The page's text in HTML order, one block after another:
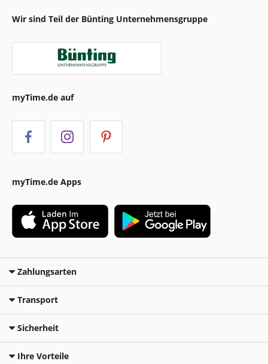
Wir sind Teil der Bünting Unternehmensgruppe
myTime.de auf
myTime.de Apps
Zahlungsarten
Transport
Sicherheit
Ihre Vorteile